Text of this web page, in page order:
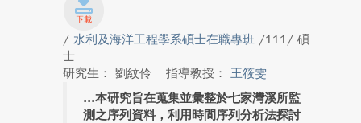
/ 水利及海洋工程學系碩士在職專班 /111/ 碩
士
研究生： 劉紋伶
指導教授： 王筱雯
本研究旨在蒐集並彙整於七家灣溪所監
測之序列資料，利用時間序列分析法探討